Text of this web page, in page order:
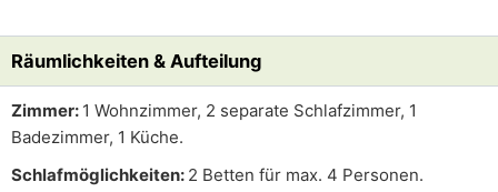
Räumlichkeiten & Aufteilung
Zimmer: 1 Wohnzimmer, 2 separate Schlafzimmer, 1
Badezimmer, 1 Küche.
Schlafmöglichkeiten: 2 Betten für max. 4 Personen.